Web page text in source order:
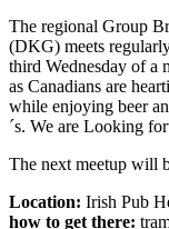
The regional Group
(DKG) meets
third Wednesday of a
as Canadians are
while enjoying beer
´s. We are Looking
The next meetup will
Location: Irish Pub
how to get there: